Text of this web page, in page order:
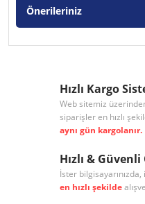
Önerileriniz
Hızlı Kargo
Web sitemiz
siparişler en hızlı
aynı gün kargolanır.
Hızlı &
İster
en hızlı şekilde